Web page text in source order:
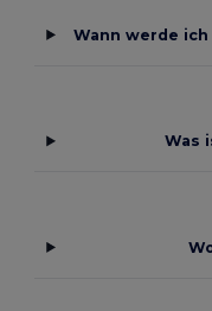
Wann werde
Was